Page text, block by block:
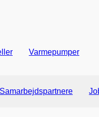
Varmepumper
Samarbejdspartnere